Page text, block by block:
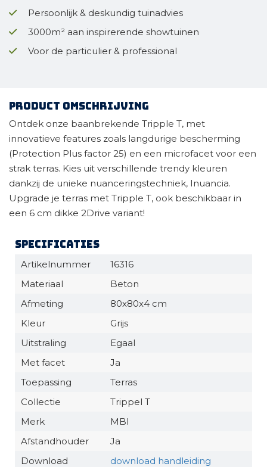
Persoonlijk & deskundig tuinadvies
3000m² aan inspirerende showtuinen
Voor de particulier & professional
Product omschrijving
Ontdek onze baanbrekende Tripple T, met
innovatieve features zoals langdurige bescherming
(Protection Plus factor 25) en een microfacet voor een
strak terras. Kies uit verschillende trendy kleuren
dankzij de unieke nuanceringstechniek, Inuancia.
Upgrade je terras met Tripple T, ook beschikbaar in
een 6 cm dikke 2Drive variant!
Specificaties
Artikelnummer
16316
Materiaal
Beton
Afmeting
80x80x4 cm
Kleur
Grijs
Uitstraling
Egaal
Met facet
Ja
Toepassing
Terras
Collectie
Trippel T
Merk
MBI
Afstandhouder
Ja
Download
download handleiding